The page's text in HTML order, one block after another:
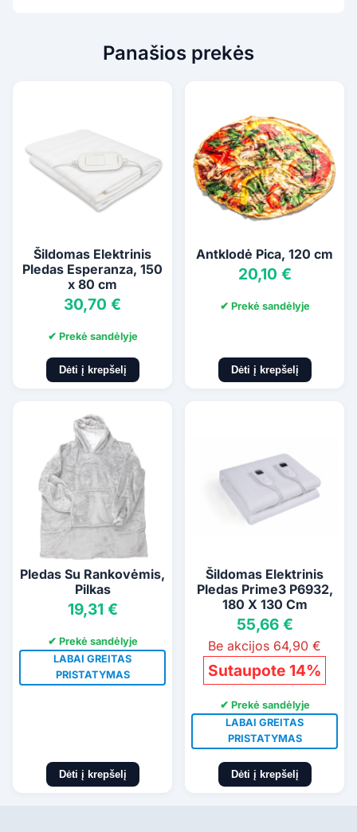
Panašios prekės
Šildomas Elektrinis
Pledas Esperanza, 150
x 80 cm
30,70 €
✔ Prekė sandėlyje
Dėti į krepšelį
Antklodė Pica, 120 cm
20,10 €
✔ Prekė sandėlyje
Dėti į krepšelį
Pledas Su Rankovėmis,
Pilkas
19,31 €
✔ Prekė sandėlyje
LABAI GREITAS
PRISTATYMAS
Dėti į krepšelį
Šildomas Elektrinis
Pledas Prime3 P6932,
180 X 130 Cm
55,66 €
Be akcijos 64,90 €
Sutaupote 14%
✔ Prekė sandėlyje
LABAI GREITAS
PRISTATYMAS
Dėti į krepšelį